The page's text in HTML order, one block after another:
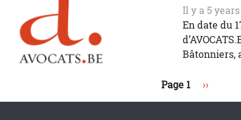
Il y a 5 years
En date du
Bâtonniers,
Page 1 Page
››